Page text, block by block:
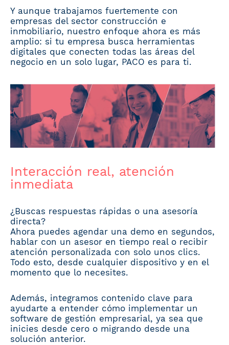
Y aunque trabajamos fuertemente con
empresas del sector construcción e
inmobiliario, nuestro enfoque ahora es más
amplio: si tu empresa busca herramientas
digitales que conecten todas las áreas del
negocio en un solo lugar, PACO es para ti.
Interacción real, atención
inmediata
¿Buscas respuestas rápidas o una asesoría
directa?
Ahora puedes agendar una demo en segundos,
hablar con un asesor en tiempo real o recibir
atención personalizada con solo unos clics.
Todo esto, desde cualquier dispositivo y en el
momento que lo necesites.
Además, integramos contenido clave para
ayudarte a entender cómo implementar un
software de gestión empresarial, ya sea que
inicies desde cero o migrando desde una
solución anterior.